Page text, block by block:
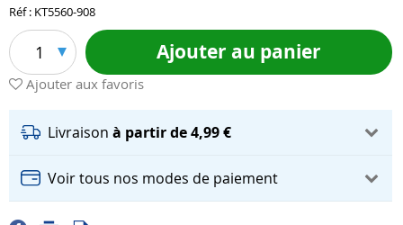
Réf : KT5560-908
1 Ajouter au panier
Ajouter aux favoris
Livraison à partir de 4,99 €
Voir tous nos modes de paiement